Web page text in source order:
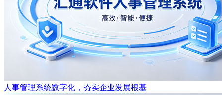
人事管理系统数字化，夯实企业发展根基